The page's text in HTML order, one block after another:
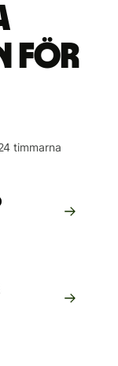
för
timmarna